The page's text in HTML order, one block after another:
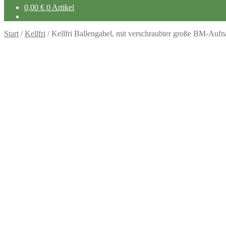
0,00 € 0 Artikel
Start /Kellfri /Kellfri Ballengabel, mit verschraubter große BM-